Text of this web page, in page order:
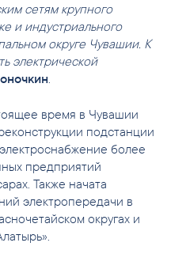
сетям крупного
и индустриального
округе Чувашии. К
электрической
.
время в Чувашии
подстанции
более
предприятий
Также начата
электропередачи в
округах и